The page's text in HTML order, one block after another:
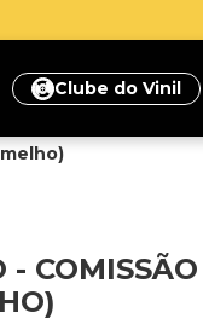
Inscreva-se na
Clube do Vinil